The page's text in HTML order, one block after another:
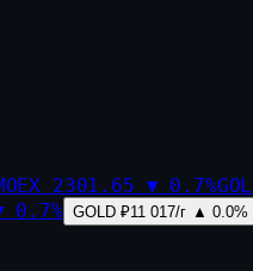
2301.65 ▼ 0.7%
0.7% GOLD ₽11 017/г ▲ 0.0%